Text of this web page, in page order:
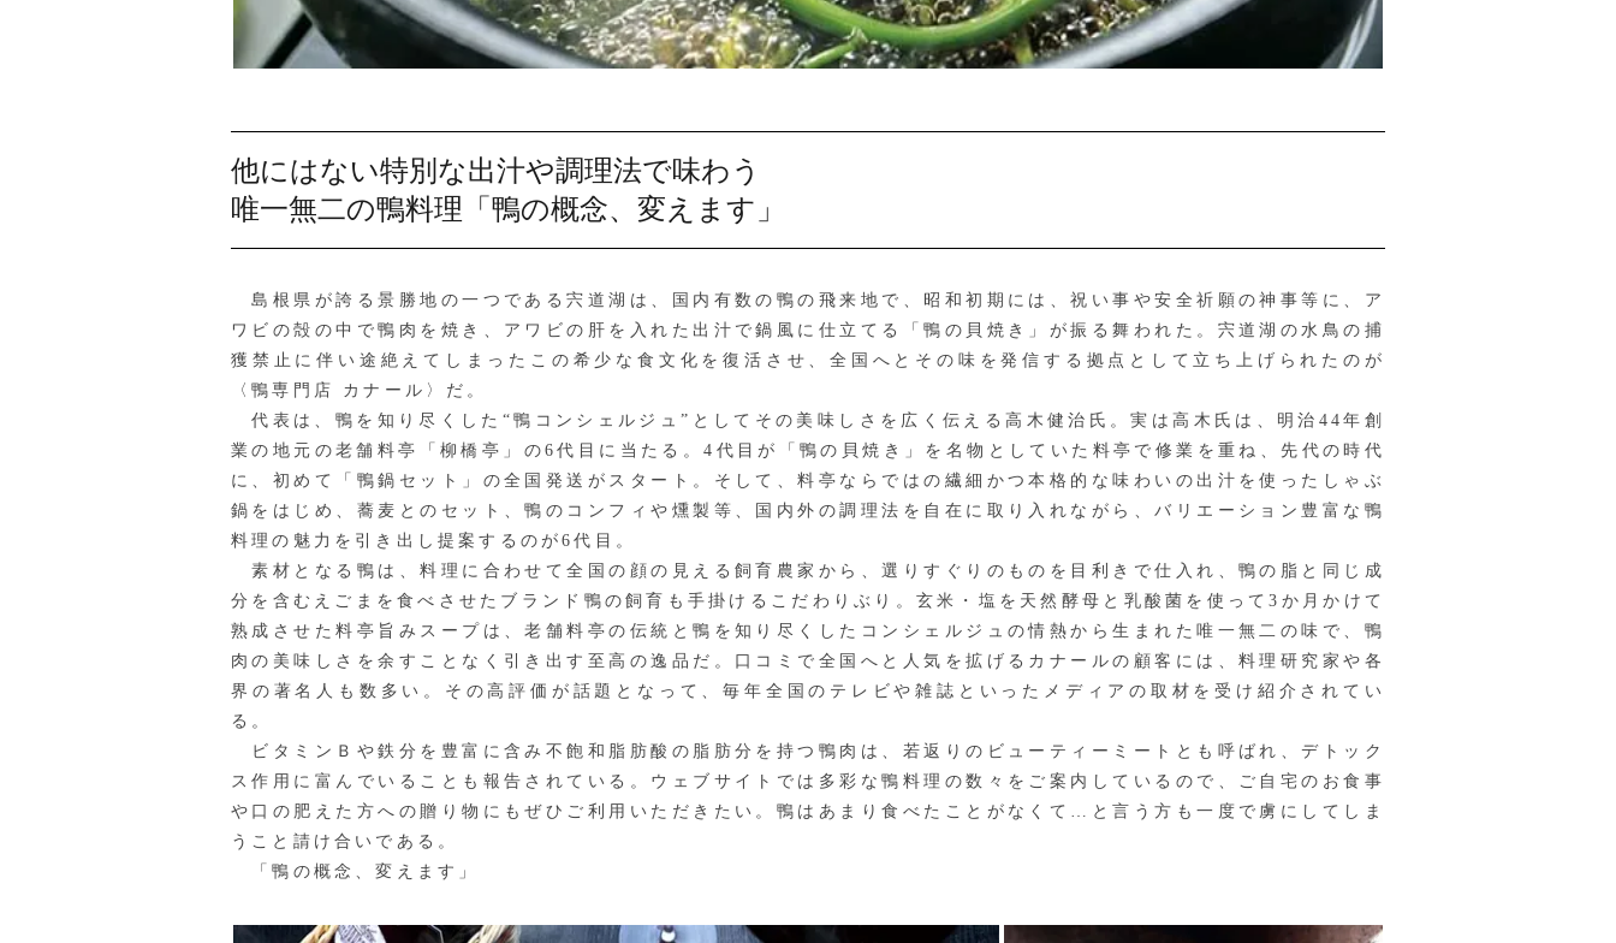
他にはない特別な出汁や調理法で味わう
唯一無二の鴨料理「鴨の概念、変えます」
島根県が誇る景勝地の一つである宍道湖は、国内有数の鴨の飛来地で、昭和初期には、祝い事や安全祈願の神事等に、ア
ワビの殻の中で鴨肉を焼き、アワビの肝を入れた出汁で鍋風に仕立てる「鴨の貝焼き」が振る舞われた。宍道湖の水鳥の捕
獲禁止に伴い途絶えてしまったこの希少な食文化を復活させ、全国へとその味を発信する拠点として立ち上げられたのが
〈鴨専門店 カナール〉だ。
代表は、鴨を知り尽くした“鴨コンシェルジュ”としてその美味しさを広く伝える高木健治氏。実は高木氏は、明治44年創
業の地元の老舗料亭「柳橋亭」の6代目に当たる。4代目が「鴨の貝焼き」を名物としていた料亭で修業を重ね、先代の時代
に、初めて「鴨鍋セット」の全国発送がスタート。そして、料亭ならではの繊細かつ本格的な味わいの出汁を使ったしゃぶ
鍋をはじめ、蕎麦とのセット、鴨のコンフィや燻製等、国内外の調理法を自在に取り入れながら、バリエーション豊富な鴨
料理の魅力を引き出し提案するのが6代目。
素材となる鴨は、料理に合わせて全国の顔の見える飼育農家から、選りすぐりのものを目利きで仕入れ、鴨の脂と同じ成
分を含むえごまを食べさせたブランド鴨の飼育も手掛けるこだわりぶり。玄米・塩を天然酵母と乳酸菌を使って3か月かけて
熟成させた料亭旨みスープは、老舗料亭の伝統と鴨を知り尽くしたコンシェルジュの情熱から生まれた唯一無二の味で、鴨
肉の美味しさを余すことなく引き出す至高の逸品だ。口コミで全国へと人気を拡げるカナールの顧客には、料理研究家や各
界の著名人も数多い。その高評価が話題となって、毎年全国のテレビや雑誌といったメディアの取材を受け紹介されてい
る。
ビタミンＢや鉄分を豊富に含み不飽和脂肪酸の脂肪分を持つ鴨肉は、若返りのビューティーミートとも呼ばれ、デトック
ス作用に富んでいることも報告されている。ウェブサイトでは多彩な鴨料理の数々をご案内しているので、ご自宅のお食事
や口の肥えた方への贈り物にもぜひご利用いただきたい。鴨はあまり食べたことがなくて…と言う方も一度で虜にしてしま
うこと請け合いである。
「鴨の概念、変えます」